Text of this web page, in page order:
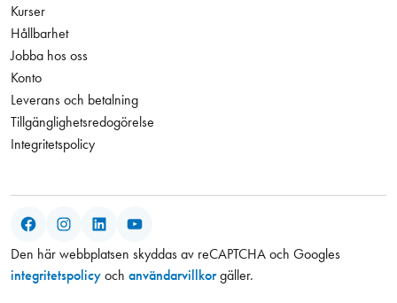
Kurser
Hållbarhet
Jobba hos oss
Konto
Leverans och betalning
Tillgänglighetsredogörelse
Integritetspolicy
Facebook
Instagram
LinkedIn
Den här webbplatsen skyddas av reCAPTCHA och Googles
integritetspolicy och användarvillkorgäller.